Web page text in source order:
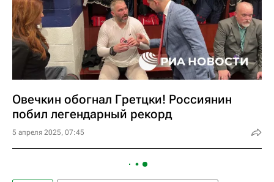
Овечкин обогнал Гретцки! Россиянин
побил легендарный рекорд
5 апреля 2025, 07:45